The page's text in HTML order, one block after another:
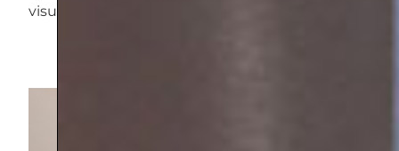
visuales.